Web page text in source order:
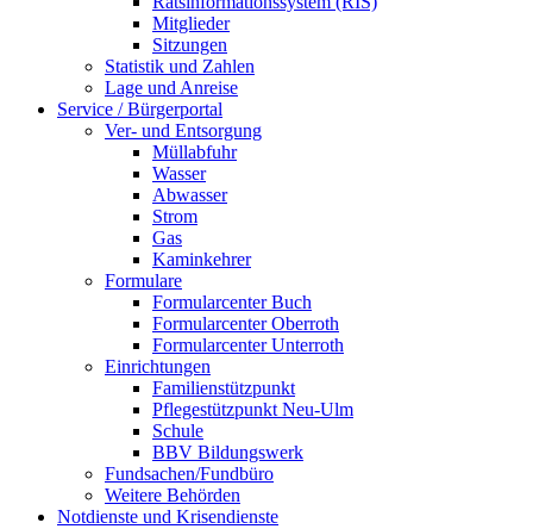
Mitglieder
Sitzungen
Statistik und Zahlen
Lage und Anreise
Service / Bürgerportal
Ver- und Entsorgung
Müllabfuhr
Wasser
Abwasser
Strom
Gas
Kaminkehrer
Formulare
Formularcenter Buch
Formularcenter Oberroth
Formularcenter Unterroth
Einrichtungen
Familienstützpunkt
Pflegestützpunkt Neu-Ulm
Schule
BBV Bildungswerk
Fundsachen/Fundbüro
Weitere Behörden
Notdienste und Krisendienste